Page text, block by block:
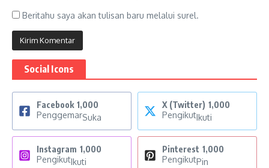
Beritahu saya akan tulisan baru melalui surel.
Social Icons
Facebook 1,000
PenggemarSuka
X (Twitter) 1,000
PengikutIkuti
Instagram 1,000
PengikutIkuti
Pinterest 1,000
PengikutPin